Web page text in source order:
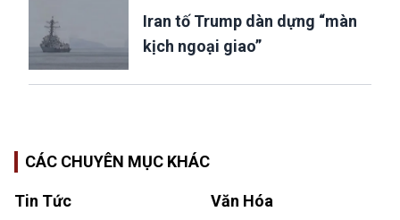
Iran tố Trump dàn dựng “màn
kịch ngoại giao”
CÁC CHUYÊN MỤC KHÁC
Tin Tức Văn Hóa